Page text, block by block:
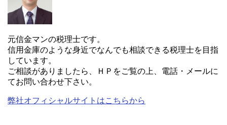
元信金マンの税理士です。
信用金庫のような身近でなんでも相談できる税理士を目指
しています。
ご相談がありましたら、ＨＰをご覧の上、電話・メールに
てお問い合わせ下さい。
弊社オフィシャルサイトはこちらから